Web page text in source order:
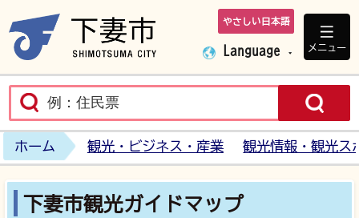
下妻市ホームペ
やさしい日本語
Language メニュー
ホーム 観光・ビジネス・産業 観光情報・観光ス
下妻市観光ガイドマップ